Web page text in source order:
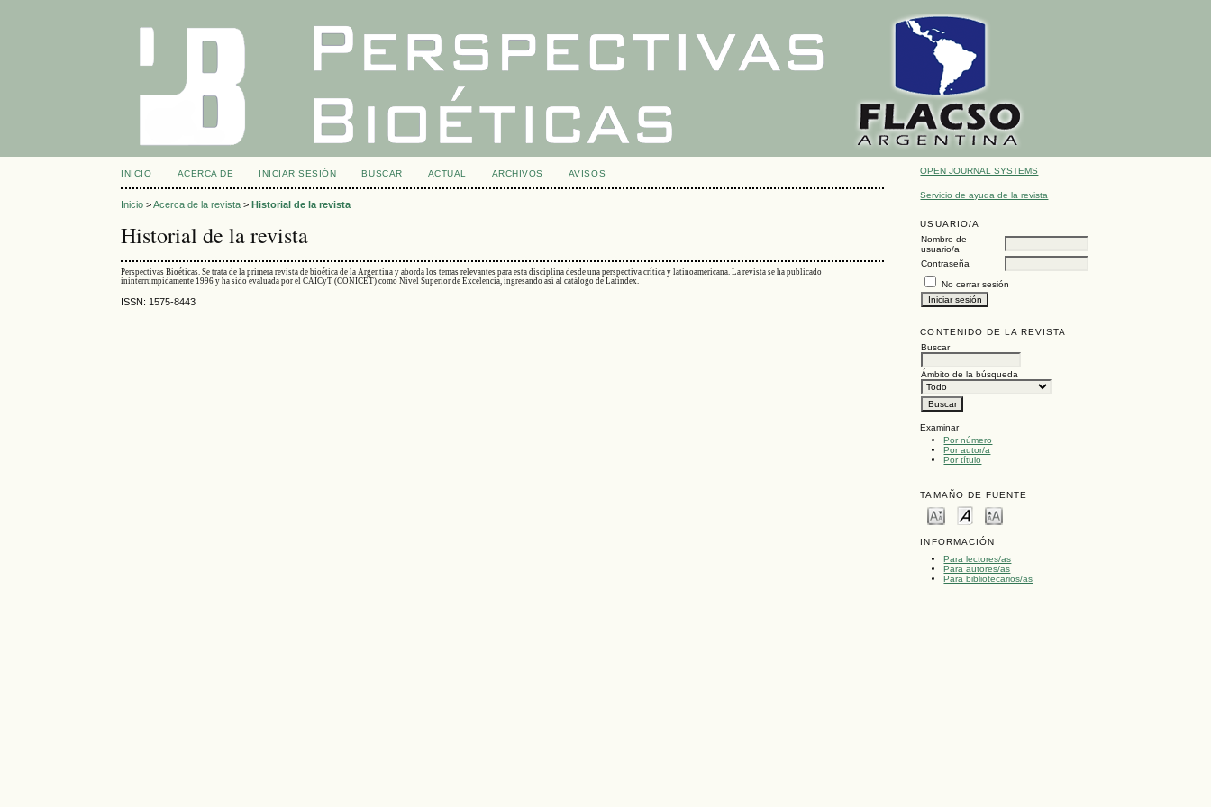
OPEN JOURNAL SYSTEMS
Servicio de ayuda de la revista
USUARIO/A
Nombre de
usuario/a
Contraseña
No cerrar sesión
CONTENIDO DE LA REVISTA
Buscar
Ámbito de la búsqueda
Examinar
Por número
Por autor/a
Por título
TAMAÑO DE FUENTE
INFORMACIÓN
Para lectores/as
Para autores/as
Para bibliotecarios/as
INICIO ACERCA DE INICIAR SESIÓN BUSCAR ACTUAL ARCHIVOS AVISOS
Inicio >Acerca de la revista >Historial de la revista
Historial de la revista
Perspectivas Bioéticas. Se trata de la primera revista de bioética de la Argentina y aborda los temas relevantes para esta disciplina desde una perspectiva crítica y latinoamericana. La revista se ha publicado
ininterrumpidamente 1996 y ha sido evaluada por el CAICyT (CONICET) como Nivel Superior de Excelencia, ingresando así al catálogo de Latindex.
ISSN: 1575-8443